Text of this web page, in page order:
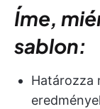
Íme,
sablon:
Határozza